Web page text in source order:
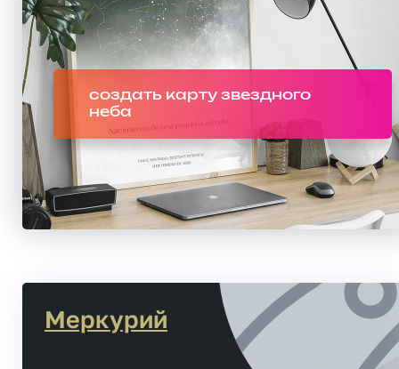
создать карту звездного
неба
Меркурий